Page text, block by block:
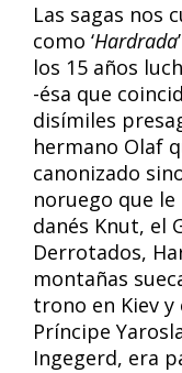
Las sagas nos
como ‘Hardrada
los 15 años
-ésa que
disímiles
hermano Olaf
canonizado
noruego que
danés Knut, el
Derrotados,
montañas
trono en Kiev y
Príncipe
Ingegerd, era